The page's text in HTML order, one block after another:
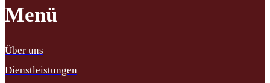
Menü
Über uns
Dienstleistungen